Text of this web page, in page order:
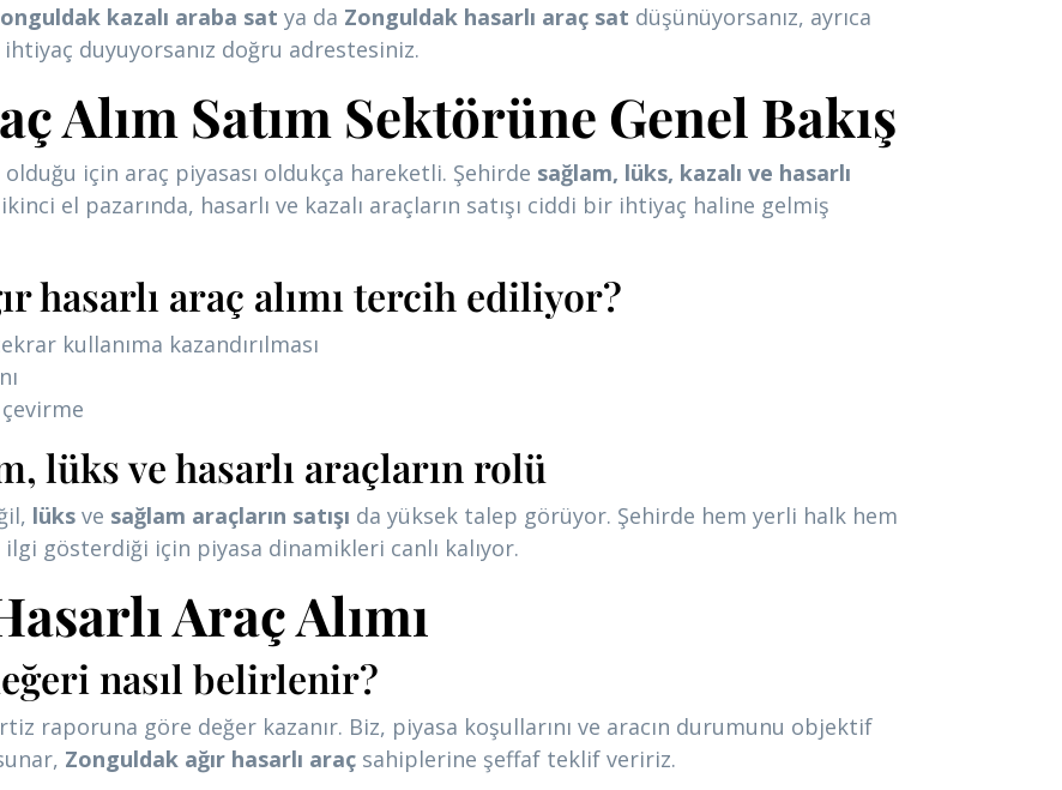
kazalı araba sat ya da Zonguldak hasarlı araç sat düşünüyorsanız, ayrıca
duyuyorsanız doğru adrestesiniz.
Alım Satım Sektörüne Genel Bakış
için araç piyasası oldukça hareketli. Şehirde sağlam, lüks, kazalı ve hasarlı
el pazarında, hasarlı ve kazalı araçların satışı ciddi bir ihtiyaç haline gelmiş
hasarlı araç alımı tercih ediliyor?
kullanıma kazandırılması
lüks ve hasarlı araçların rolü
lüks ve sağlam araçların satışı da yüksek talep görüyor. Şehirde hem yerli halk hem
ilgi gösterdiği için piyasa dinamikleri canlı kalıyor.
Araç Alımı
nasıl belirlenir?
raporuna göre değer kazanır. Biz, piyasa koşullarını ve aracın durumunu objektif
Zonguldak ağır hasarlı araç sahiplerine şeffaf teklif veririz.